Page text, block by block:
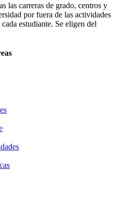
las carreras de grado, centros y
por fuera de las actividades
estudiante. Se eligen del